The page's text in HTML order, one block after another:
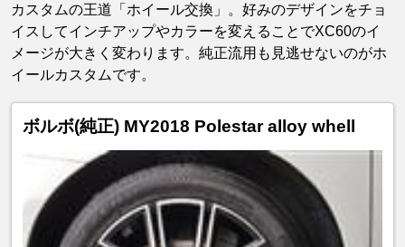
カスタムの王道「ホイール交換」。好みのデザインをチョ
イスしてインチアップやカラーを変えることでXC60のイ
メージが大きく変わります。純正流用も見逃せないのがホ
イールカスタムです。
ボルボ(純正) MY2018 Polestar alloy whell